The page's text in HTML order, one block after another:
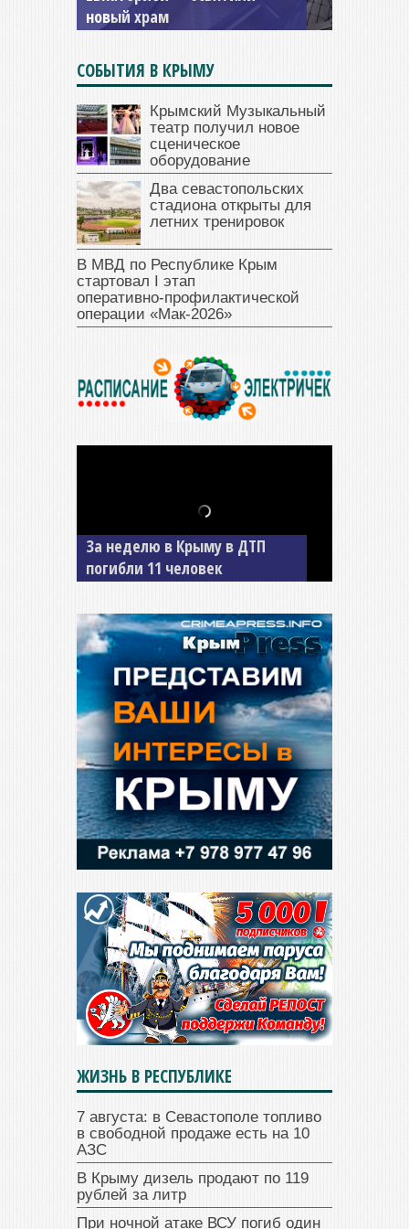
новый храм
открыт для посещения
СОБЫТИЯ В КРЫМУ
Крымский Музыкальный
театр получил новое
сценическое
оборудование
Два севастопольских
стадиона открыты для
летних тренировок
В МВД по Республике Крым
стартовал I этап
оперативно‑профилактической
операции «Мак‑2026»
За неделю в Крыму в ДТП
погибли 11 человек
В Джанкое водитель ВАЗа
сбил двух детей на «зебре»
ЖИЗНЬ В РЕСПУБЛИКЕ
7 августа: в Севастополе топливо
в свободной продаже есть на 10
АЗС
В Крыму дизель продают по 119
рублей за литр
При ночной атаке ВСУ погиб один